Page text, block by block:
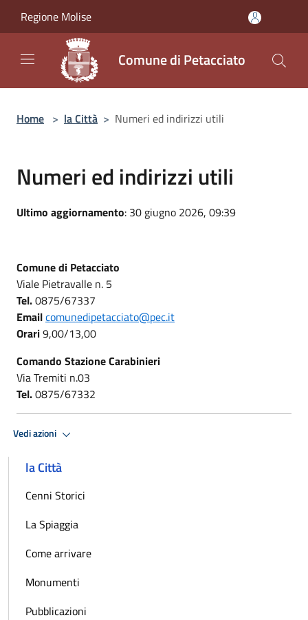
Regione Molise
Comune di Petacciato
Home > la Città > Numeri ed indirizzi utili
Numeri ed indirizzi utili
Ultimo aggiornamento: 30 giugno 2026, 09:39
Comune di Petacciato
Viale Pietravalle n. 5
Tel.0875/67337
Emailcomunedipetacciato@pec.it
Orari9,00/13,00
Comando Stazione Carabinieri
Via Tremiti n.03
Tel.0875/67332
Vedi azioni
la Città
Cenni Storici
La Spiaggia
Come arrivare
Monumenti
Pubblicazioni